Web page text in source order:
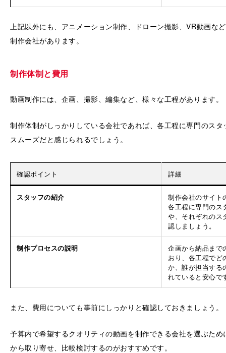
上記以外にも、アニメーション制作、ドローン撮影、VR動画な
制作会社があります。
制作体制と費用
動画制作には、企画、撮影、編集など、様々な工程があります。
制作体制がしっかりしている会社であれば、各工程に専門のス
スムーズだと感じられるでしょう。
確認ポイント 詳細
スタッフの紹介
制作会社のサイト
各工程に専門のス
や、それぞれのス
認しましょう。
制作プロセスの説明
企画から納品まで
おり、各工程でど
か、誰が担当する
れていると安心で
また、費用についても事前にしっかりと確認しておきましょう。
予算内で希望するクオリティの動画を制作できる会社を選ぶた
から取り寄せ、比較検討するのがおすすめです。